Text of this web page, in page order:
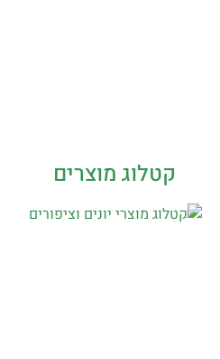
קטלוג מוצרים